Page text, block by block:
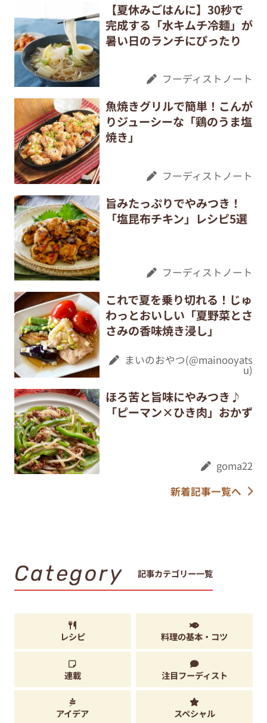
【夏休みごはんに】30秒で
完成する「水キムチ冷麺」が
暑い日のランチにぴったり
フーディストノート
魚焼きグリルで簡単！こんが
りジューシーな「鶏のうま塩
焼き」
フーディストノート
旨みたっぷりでやみつき！
「塩昆布チキン」レシピ5選
フーディストノート
これで夏を乗り切れる！じゅ
わっとおいしい「夏野菜とさ
さみの香味焼き浸し」
まいのおやつ(@mainooyats
u)
ほろ苦と旨味にやみつき♪
「ピーマン×ひき肉」おかず
goma22
新着記事一覧へ
Category 記事カテゴリー一覧
レシピ 料理の基本・コツ
連載 注目フーディスト
アイデア スペシャル